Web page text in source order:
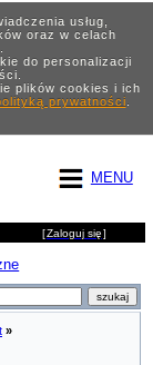
usług,
oraz w celach
do personalizacji
plików cookies i ich
prywatności.
MENU
[Zaloguj się]
»